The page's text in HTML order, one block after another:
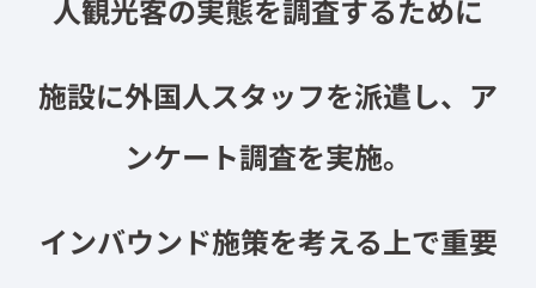
人観光客の実態を調査するために
施設に外国人スタッフを派遣し、ア
ンケート調査を実施。
インバウンド施策を考える上で重要